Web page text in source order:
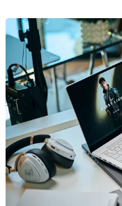
тёмный OLED-экран
аккумулятора, мы
предыдущую модель,